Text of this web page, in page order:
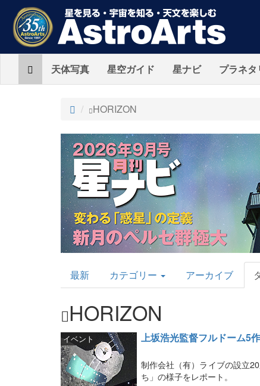
Home天体写真 星空ガイド 星ナビ プラネ
ト
プ
HORIZON
AstroArts
Topics
最新 カテゴリー アーカイブ
HORIZON
上坂浩光監督フルドーム5
イベント
制作会社（有）ライブの設立
ち」の様子をレポート。